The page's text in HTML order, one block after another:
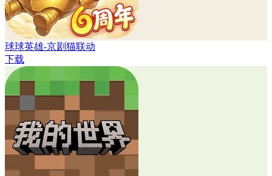
球球英雄-京剧猫联动
下载